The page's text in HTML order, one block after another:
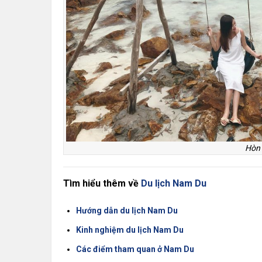
Hòn
Tìm hiểu thêm về Du lịch Nam Du
Hướng dẫn du lịch Nam Du
Kinh nghiệm du lịch Nam Du
Các điểm tham quan ở Nam Du